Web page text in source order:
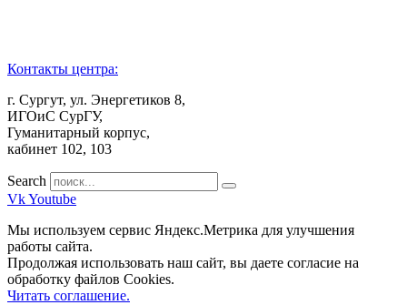
Контакты центра:
г. Сургут, ул. Энергетиков 8,
ИГОиС СурГУ,
Гуманитарный корпус,
кабинет 102, 103
Search
VkYoutube
Мы используем сервис Яндекс.Метрика для улучшения
работы сайта.
Продолжая использовать наш сайт, вы даете согласие на
обработку файлов Cookies.
Читать соглашение.